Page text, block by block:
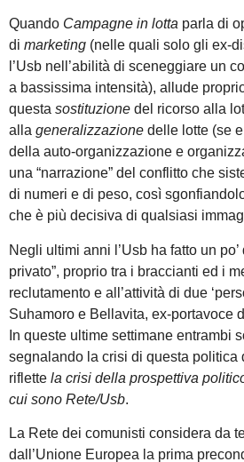
Quando Campagne in lotta parla di
di marketing (nelle quali solo gli ex-
l’Usb nell’abilità di sceneggiare un
a bassissima intensità), allude
questa sostituzione del ricorso alla
alla generalizzazione delle lotte (se
della auto-organizzazione e
una “narrazione” del conflitto che
di numeri e di peso, così
che è più decisiva di qualsiasi
Negli ultimi anni l’Usb ha fatto un
privato”, proprio tra i braccianti ed i
reclutamento e all’attività di due
Suhamoro e Bellavita, ex-portavoce
In queste ultime settimane entrambi
segnalando la crisi di questa politica
riflette la crisi della prospettiva
cui sono Rete/Usb.
La Rete dei comunisti considera da
dall’Unione Europea la prima